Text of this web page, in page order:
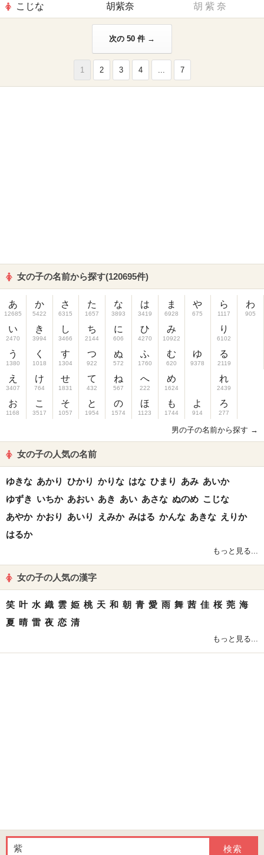
こじな 胡紫奈 胡 紫 奈
次の 50 件 →
1 2 3 4 ... 7
女の子の名前から探す(120695件)
あ
12685
い
2470
う
1380
え
3407
お
1168
か
5422
き
3994
く
1018
け
764
こ
3517
さ
6315
し
3466
す
1304
せ
1831
そ
1057
た
1657
ち
2144
つ
922
て
432
と
1954
な
3893
に
606
ぬ
572
ね
567
の
1574
は
3419
ひ
4270
ふ
1760
へ
222
ほ
1123
ま
6928
み
10922
む
620
め
1624
も
1744
や
675
ゆ
9378
よ
914
ら
1117
り
6102
る
2119
れ
2439
ろ
277
わ
905
男の子の名前から探す →
女の子の人気の名前
ゆきな あかり ひかり かりな はな ひまり あみ あいか
ゆずき いちか あおい あき あい あさな ぬのめ こじな
あやか かおり あいり えみか みはる かんな あきな えりか
はるか
もっと見る...
女の子の人気の漢字
笑 叶 水 織 雲 姫 桃 天 和 朝 青 愛 雨 舞 茜 佳 桜 莞 海
夏 晴 雷 夜 恋 清
もっと見る...